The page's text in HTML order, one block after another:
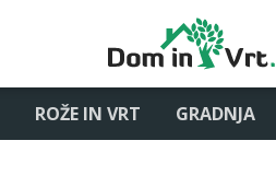
ROŽE IN VRT GRADNJA